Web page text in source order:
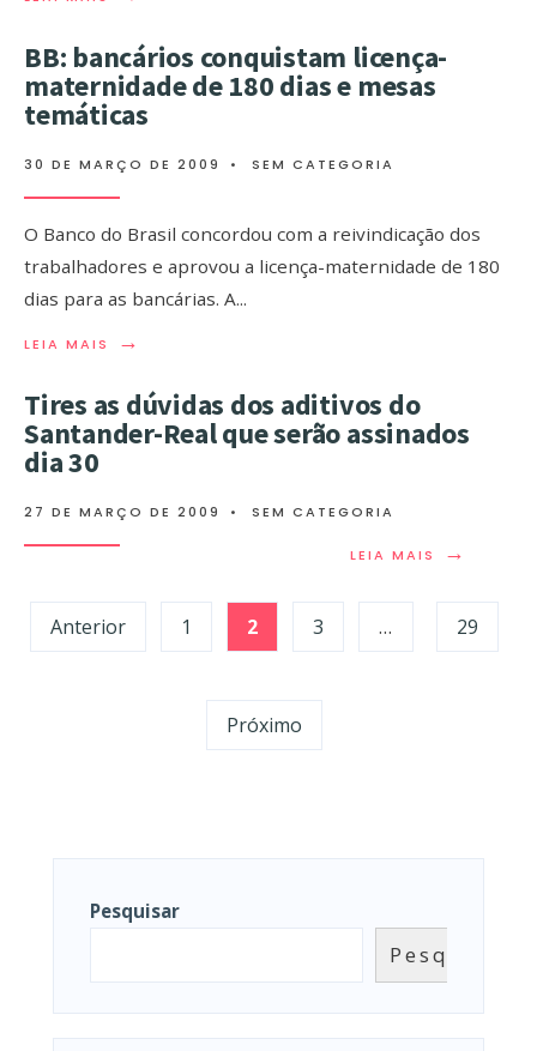
BB: bancários conquistam licença-
maternidade de 180 dias e mesas
temáticas
30 DE MARÇO DE 2009 • SEM CATEGORIA
O Banco do Brasil concordou com a reivindicação dos
trabalhadores e aprovou a licença-maternidade de 180
dias para as bancárias. A...
LEIA MAIS →
Tires as dúvidas dos aditivos do
Santander-Real que serão assinados
dia 30
27 DE MARÇO DE 2009 • SEM CATEGORIA
LEIA MAIS →
Anterior 1 2 3 … 29
Próximo
Pesquisar
Pesquisar